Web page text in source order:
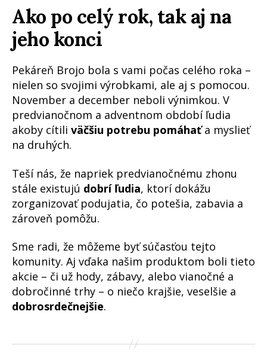
Ako po celý rok, tak aj na
jeho konci
Pekáreň Brojo bola s vami počas celého roka –
nielen so svojimi výrobkami, ale aj s pomocou.
November a december neboli výnimkou. V
predvianočnom a adventnom období ľudia
akoby cítili väčšiu potrebu pomáhaťa myslieť
na druhých.
Teší nás, že napriek predvianočnému zhonu
stále existujú dobrí ľudia, ktorí dokážu
zorganizovať podujatia, čo potešia, zabavia a
zároveň pomôžu.
Sme radi, že môžeme byť súčasťou tejto
komunity. Aj vďaka našim produktom boli tieto
akcie – či už hody, zábavy, alebo vianočné a
dobročinné trhy – o niečo krajšie, veselšie a
dobrosrdečnejšie.